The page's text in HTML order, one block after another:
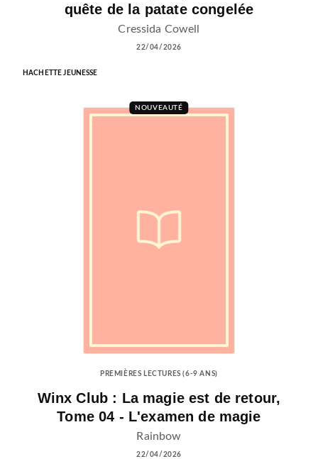
quête de la patate congelée
Cressida Cowell
22/04/2026
HACHETTE JEUNESSE
NOUVEAUTÉ
PREMIÈRES LECTURES (6-9 ANS)
Winx Club : La magie est de retour,
Tome 04 - L'examen de magie
Rainbow
22/04/2026